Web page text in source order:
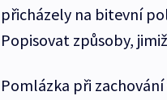
přicházely na bitevní
Popisovat způsoby,
Pomlázka při